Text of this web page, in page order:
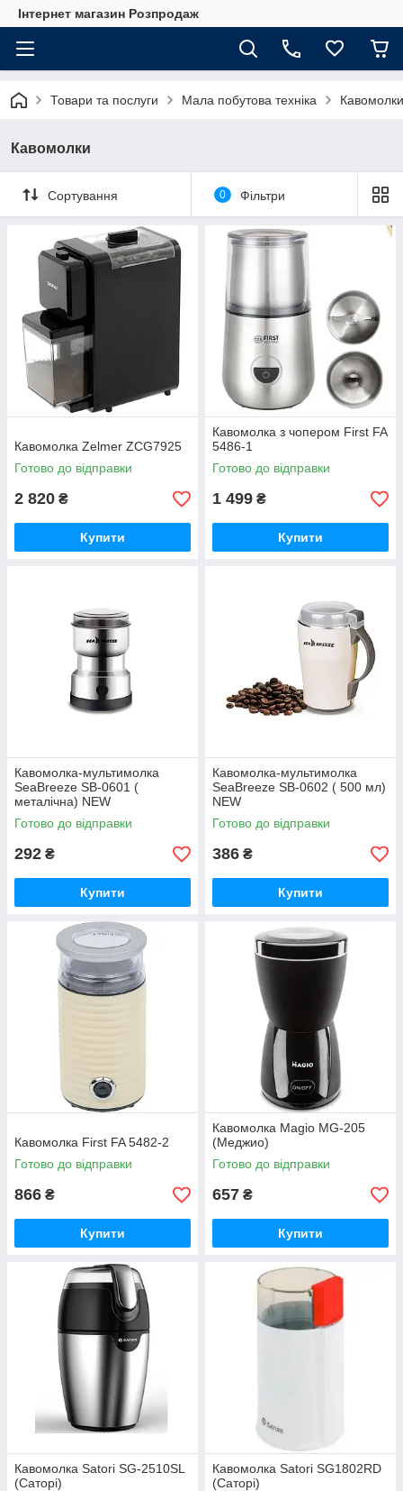
Інтернет магазин Розпродаж
Товари та послуги Мала побутова техніка Кавомолки
Кавомолки
Сортування 0 Фільтри
Кавомолка Zelmer ZCG7925
Готово до відправки
2 820 ₴
Купити
Кавомолка з чопером First FA
5486-1
Готово до відправки
1 499 ₴
Купити
Кавомолка-мультимолка
SeaBreeze SB-0601 (
металічна) NEW
Готово до відправки
292 ₴
Купити
Кавомолка-мультимолка
SeaBreeze SB-0602 ( 500 мл)
NEW
Готово до відправки
386 ₴
Купити
Кавомолка First FA 5482-2
Готово до відправки
866 ₴
Купити
Кавомолка Magio MG-205
(Меджио)
Готово до відправки
657 ₴
Купити
Кавомолка Satori SG-2510SL
(Саторі)
Кавомолка Satori SG1802RD
(Саторі)